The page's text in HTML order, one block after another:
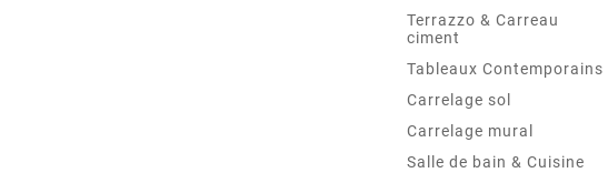
Terrazzo & Carreau
ciment
Tableaux Contemporains
Carrelage sol
Carrelage mural
Salle de bain & Cuisine